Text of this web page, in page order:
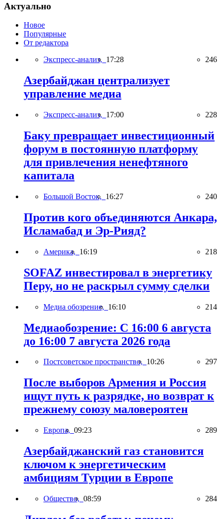
Актуально
Новое
Популярные
От редактора
Экспресс-анализ, 17:28 246
Азербайджан централизует
управление медиа
Экспресс-анализ, 17:00 228
Баку превращает инвестиционный
форум в постоянную платформу
для привлечения ненефтяного
капитала
Большой Восток, 16:27 240
Против кого объединяются Анкара,
Исламабад и Эр-Рияд?
Америка, 16:19 218
SOFAZ инвестировал в энергетику
Перу, но не раскрыл сумму сделки
Медиа обозрение, 16:10 214
Медиаобозрение: С 16:00 6 августа
до 16:00 7 августа 2026 года
Постсоветское пространство, 10:26 297
После выборов Армения и Россия
ищут путь к разрядке, но возврат к
прежнему союзу маловероятен
Европа, 09:23 289
Азербайджанский газ становится
ключом к энергетическим
амбициям Турции в Европе
Общество, 08:59 284